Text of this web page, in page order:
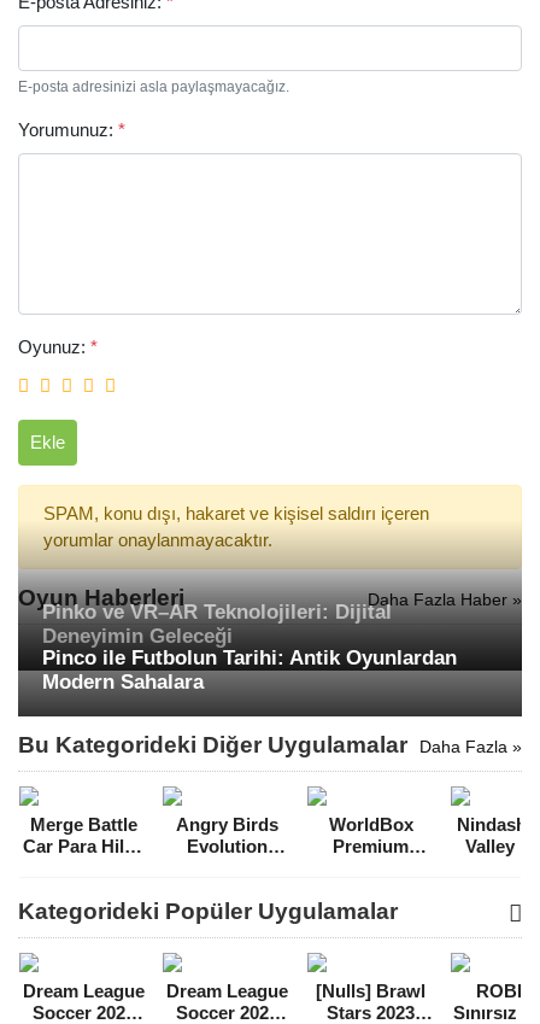
E-posta adresinizi asla paylaşmayacağız.
Yorumunuz: *
Oyunuz: *
Ekle
SPAM, konu dışı, hakaret ve kişisel saldırı içeren
yorumlar onaylanmayacaktır.
Oyun Haberleri Daha Fazla Haber »
Pinko ve VR–AR Teknolojileri: Dijital
Deneyimin Geleceği
Pinco ile Futbolun Tarihi: Antik Oyunlardan
Modern Sahalara
Bu Kategorideki Diğer Uygulamalar Daha Fazla »
Merge Battle
Car Para Hileli
Angry Birds
Evolution
APK [v2.9.11]
WorldBox
Premium
Nindash
Valley
Kategorideki Popüler Uygulamalar
Dream League
Soccer 2021
Dream League
Soccer 2022
[Nulls] Brawl
Stars 2023
Sınırsız